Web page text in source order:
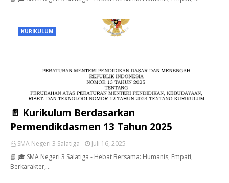
KURIKULUM
📄 Kurikulum Berdasarkan
Permendikdasmen 13 Tahun 2025
SMA Negeri 3 Salatiga
Juli 16, 2025
📘 🎓 SMA Negeri 3 Salatiga - Hebat Bersama: Humanis, Empati,
Berkarakter,…